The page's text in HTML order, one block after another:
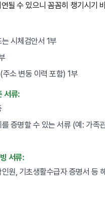
될 수 있으니 꼼꼼히 챙기시기
시체검안서 1부
소 변동 이력 포함) 1부
서류:
증명할 수 있는 서류 (예: 가족
서류:
원, 기초생활수급자 증명서 등